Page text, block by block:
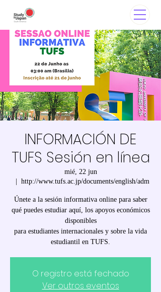
INFORMACIÓN DE
TUFS Sesión en línea
mié, 22 jun
http://www.tufs.ac.jp/documents/english/adm
Únete a la sesión informativa online para saber
qué puedes estudiar aquí, los apoyos económicos
disponibles
para estudiantes internacionales y sobre la vida
estudiantil en TUFS.
O registro está fechado
Ver outros eventos